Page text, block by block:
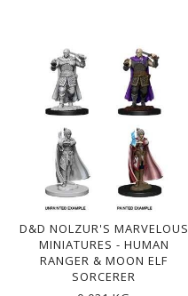
D&D NOLZUR'S MARVELOUS
MINIATURES - HUMAN
RANGER & MOON ELF
SORCERER